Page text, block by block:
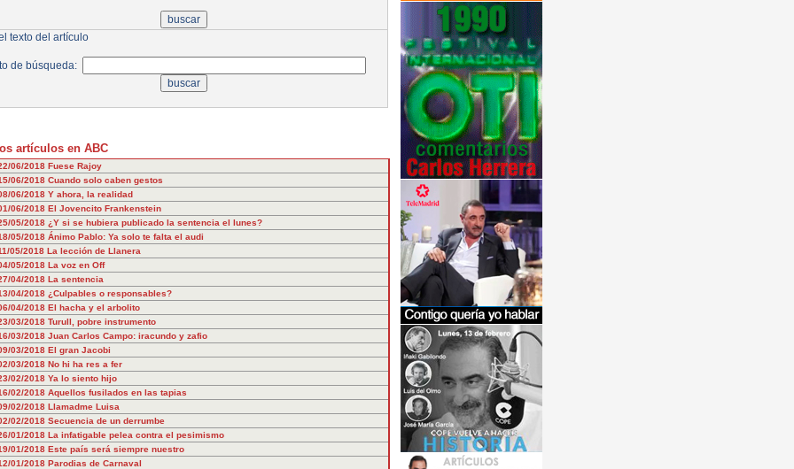
texto del artículo
de búsqueda:
artículos en ABC
06/2018 Fuese Rajoy
06/2018 Cuando solo caben gestos
06/2018 Y ahora, la realidad
06/2018 El Jovencito Frankenstein
05/2018 ¿Y si se hubiera publicado la sentencia el lunes?
05/2018 Ánimo Pablo: Ya solo te falta el audi
05/2018 La lección de Llanera
05/2018 La voz en Off
04/2018 La sentencia
04/2018 ¿Culpables o responsables?
04/2018 El hacha y el arbolito
03/2018 Turull, pobre instrumento
03/2018 Juan Carlos Campo: iracundo y zafio
03/2018 El gran Jacobi
03/2018 No hi ha res a fer
02/2018 Ya lo siento hijo
02/2018 Aquellos fusilados en las tapias
02/2018 Llamadme Luisa
02/2018 Secuencia de un derrumbe
01/2018 La infatigable pelea contra el pesimismo
01/2018 Este país será siempre nuestro
01/2018 Parodias de Carnaval